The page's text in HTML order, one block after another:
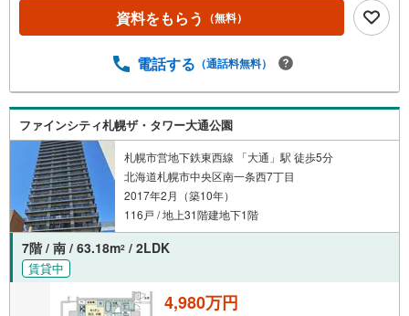
資料をもらう （無料）
電話する （通話料無料）
ファインシティ札幌ザ・タワー大通公園
札幌市営地下鉄東西線 「大通」駅 徒歩5分
北海道札幌市中央区南一条西7丁目
2017年2月（築10年）
116戸 / 地上31階建地下1階
7階 / 南 / 63.18m2 / 2LDK
賃貸中
4,980万円